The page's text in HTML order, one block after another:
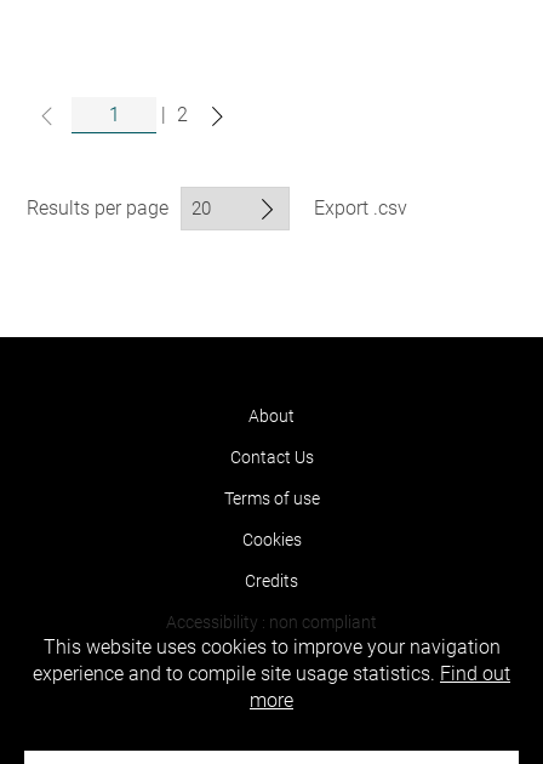
| 2
Results per page Export .csv
About
Contact Us
Terms of use
Cookies
Credits
Accessibility : non compliant
This website uses cookies to improve your navigation
experience and to compile site usage statistics. Find out
more